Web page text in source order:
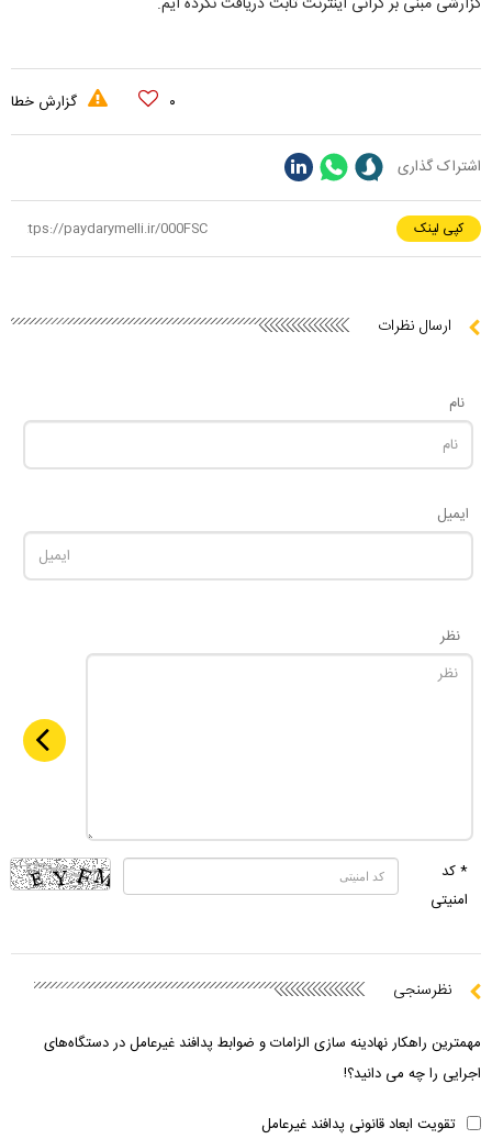
۰ گزارش خطا
اشتراک گذاری
کپی لینک
ارسال نظرات
نام
ایمیل
نظر
* کد
امنیتی
نظرسنجی
مهمترین راهکار نهادینه سازی الزامات و ضوابط پدافند غیرعامل در دستگاه‌های
اجرایی را چه می دانید؟!
تقویت ابعاد قانونی پدافند غیرعامل